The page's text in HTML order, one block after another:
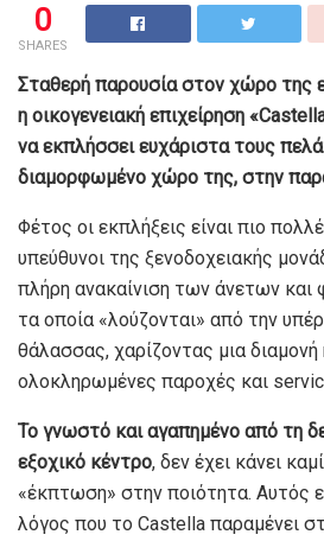
0
SHARES
Σταθερή παρουσία στον χώρο της
η οικογενειακή επιχείρηση
να εκπλήσσει ευχάριστα τους
διαμορφωμένο χώρο της, στην
Φέτος οι εκπλήξεις είναι πιο
υπεύθυνοι της ξενοδοχειακής
πλήρη ανακαίνιση των άνετων
τα οποία «λούζονται» από την
θάλασσας, χαρίζοντας μια
ολοκληρωμένες παροχές και
Το γνωστό και αγαπημένο από τη
εξοχικό κέντρο, δεν έχει κάνει
«έκπτωση» στην ποιότητα. Αυτός
λόγος που το Castella παραμένει